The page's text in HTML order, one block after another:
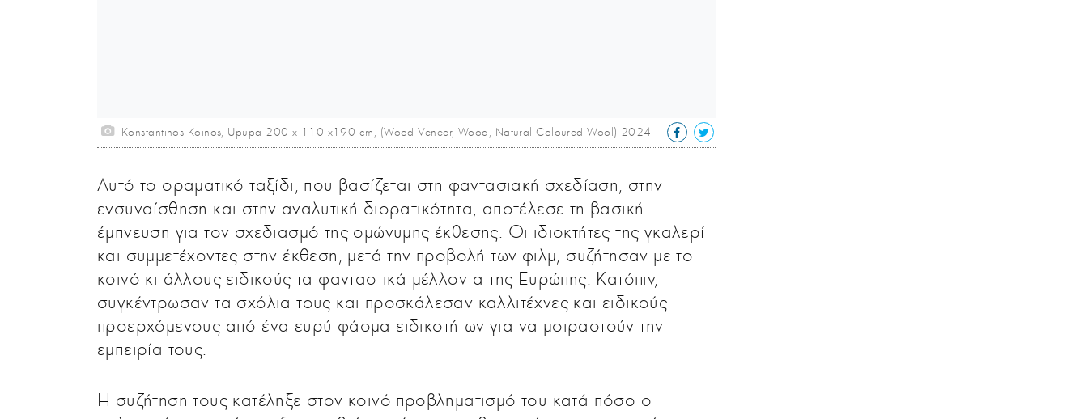
Konstantinos Koinos, Upupa 200 x 110 x190 cm, (Wood Veneer, Wood, Natural Coloured Wool) 2024
Αυτό το οραματικό ταξίδι, που βασίζεται στη φαντασιακή σχεδίαση, στην
ενσυναίσθηση και στην αναλυτική διορατικότητα, αποτέλεσε τη βασική
έμπνευση για τον σχεδιασμό της ομώνυμης έκθεσης. Οι ιδιοκτήτες της γκαλερί
και συμμετέχοντες στην έκθεση, μετά την προβολή των φιλμ, συζήτησαν με το
κοινό κι άλλους ειδικούς τα φανταστικά μέλλοντα της Ευρώπης. Κατόπιν,
συγκέντρωσαν τα σχόλια τους και προσκάλεσαν καλλιτέχνες και ειδικούς
προερχόμενους από ένα ευρύ φάσμα ειδικοτήτων για να μοιραστούν την
εμπειρία τους.
Η συζήτηση τους κατέληξε στον κοινό προβληματισμό του κατά πόσο ο